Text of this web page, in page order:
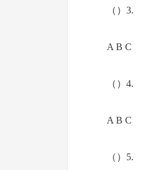
（）3.
A B C
（）4.
A B C
（）5.